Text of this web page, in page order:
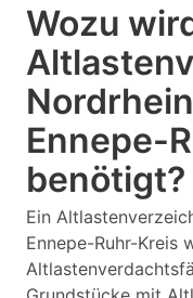
Wozu
Ennepe-
benötigt?
Ein
Ennepe-Ruhr-Kreis